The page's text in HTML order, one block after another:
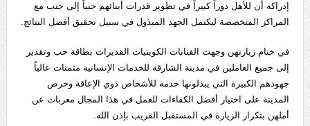
إدراكه أن للأهل دوراً كبيراً في تطوير قدرات أبنائهم جنباً إلى جنب مع
المراكز المتخصصة ليكتمل الجهد المبذول في سبيل تحقيق أفضل النتائج.
في ختام زيارتهن وجهت الفنانات الكويتيات القديرات بطاقة حب وتقدير
إلى جميع العاملين في مدينة الشارقة للخدمات الإنسانية مثمنات عالياً
جهودهم الكبيرة التي يبذلونها خدمة للأشخاص ذوي الإعاقة وحرص
المدينة على اختيار أفضل الكفاءات للعمل في هذا المجال معربات عن
أملهن بتكرار الزيارة في المستقبل القريب بإذن الله.